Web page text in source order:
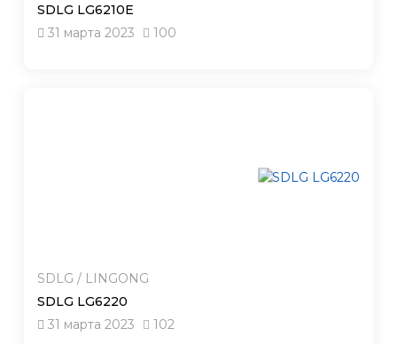
SDLG LG6210E
31 марта 2023
100
SDLG / LINGONG
SDLG LG6220
31 марта 2023
102